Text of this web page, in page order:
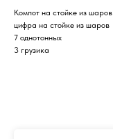
Компот на стойке из шаров
цифра на стойке из шаров
7 однотонных
3 грузика